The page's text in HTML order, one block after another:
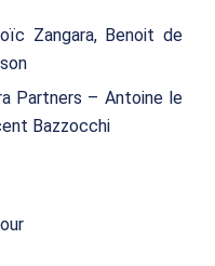
Zangara, Benoit de
Partners – Antoine le
Bazzocchi